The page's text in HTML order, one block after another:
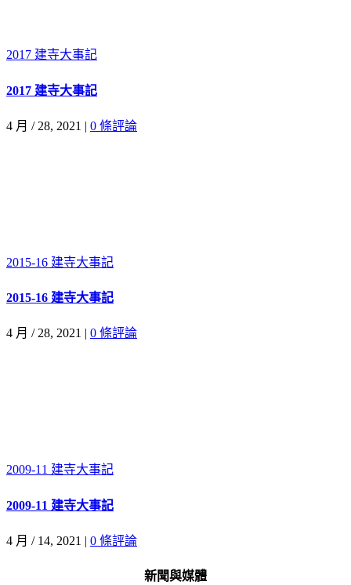
2017 建寺大事記
2017 建寺大事記
4 月 / 28, 2021 | 0 條評論
2015-16 建寺大事記
2015-16 建寺大事記
4 月 / 28, 2021 0 條評論
2009-11 建寺大事記
2009-11 建寺大事記
4 月 / 14, 2021 | 0 條評論
新聞與媒體